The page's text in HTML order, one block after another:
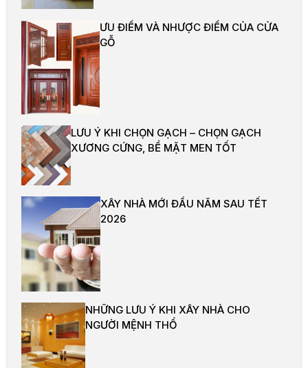
ƯU ĐIỂM VÀ NHƯỢC ĐIỂM CỦA CỬA
GỖ
LƯU Ý KHI CHỌN GẠCH – CHỌN GẠCH
XƯƠNG CỨNG, BỀ MẶT MEN TỐT
XÂY NHÀ MỚI ĐẦU NĂM SAU TẾT
2026
NHỮNG LƯU Ý KHI XÂY NHÀ CHO
NGƯỜI MỆNH THỔ